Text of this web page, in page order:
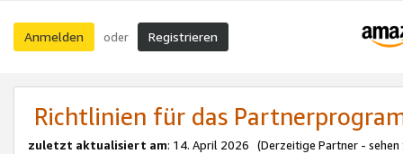
Anmelden oder Registrieren
Richtlinien für das
zuletzt aktualisiert am: 14. April 2026 (Derzeitige Partner - sehen